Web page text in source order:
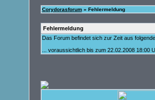
Corydorasforum» Fehlermeldung
Fehlermeldung
Das Forum befindet sich zur Zeit aus
... voraussichtlich bis zum 22.02.2008 18:00